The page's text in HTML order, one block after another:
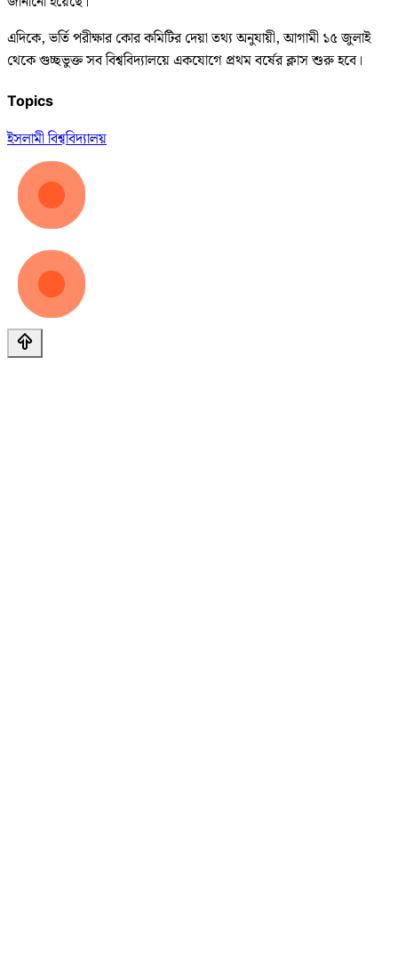
এদিকে, ভর্তি পরীক্ষার কোর কমিটির দেয়া তথ্য অনুযায়ী, আগামী ১৫ জুলাই
থেকে গুচ্ছভুক্ত সব বিশ্ববিদ্যালয়ে একযোগে প্রথম বর্ষের ক্লাস শুরু হবে।
Topics
ইসলামী বিশ্ববিদ্যালয়